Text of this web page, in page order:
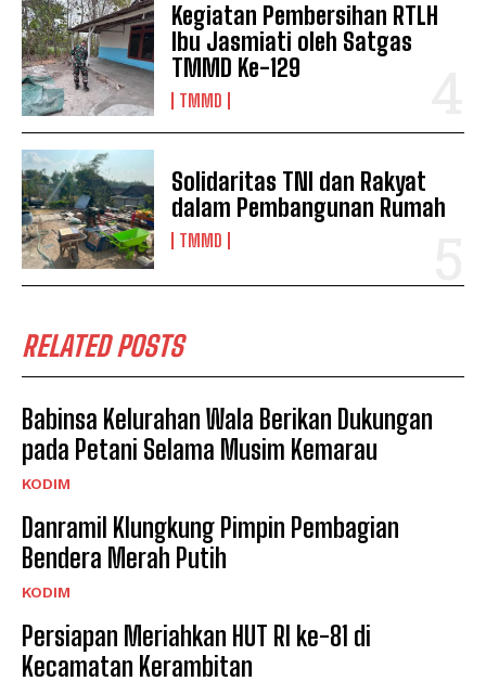
Kegiatan Pembersihan RTLH
Ibu Jasmiati oleh Satgas
TMMD Ke-129
TMMD
Solidaritas TNI dan Rakyat
dalam Pembangunan Rumah
TMMD
RELATED POSTS
Babinsa Kelurahan Wala Berikan Dukungan
pada Petani Selama Musim Kemarau
KODIM
Danramil Klungkung Pimpin Pembagian
Bendera Merah Putih
KODIM
Persiapan Meriahkan HUT RI ke-81 di
Kecamatan Kerambitan